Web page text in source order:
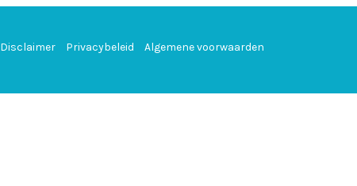
Disclaimer Privacybeleid Algemene voorwaarden